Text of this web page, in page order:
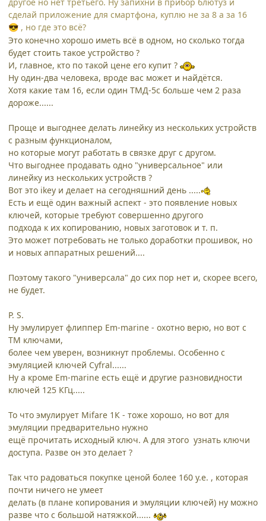
сделай приложение для смартфона, куплю не за 8 а за 16
😎 , но где это всё?
Это конечно хорошо иметь всё в одном, но сколько тогда
будет стоить такое устройство ?
И, главное, кто по такой цене его купит ?
Ну один-два человека, вроде вас может и найдётся.
Хотя какие там 16, если один ТМД-5с больше чем 2 раза
дороже......
Проще и выгоднее делать линейку из нескольких устройств
с разным функционалом,
но которые могут работать в связке друг с другом.
Что выгоднее продавать одно "универсальное" или
линейку из нескольких устройств ?
Вот это ikey и делает на сегодняшний день .....
Есть и ещё один важный аспект - это появление новых
ключей, которые требуют совершенно другого
подхода к их копированию, новых заготовок и т. п.
Это может потребовать не только доработки прошивок, но
и новых аппаратных решений....
Поэтому такого "универсала" до сих пор нет и, скорее всего,
не будет.
P. S.
Ну эмулирует флиппер Em-marine - охотно верю, но вот с
ТМ ключами,
более чем уверен, возникнут проблемы. Особенно с
эмуляцией ключей Cyfral......
Ну а кроме Em-marine есть ещё и другие разновидности
ключей 125 КГц.....
То что эмулирует Mifare 1К - тоже хорошо, но вот для
эмуляции предварительно нужно
ещё прочитать исходный ключ. А для этого узнать ключи
доступа. Разве он это делает ?
Так что радоваться покупке ценой более 160 у.е. , которая
почти ничего не умеет
делать (в плане копирования и эмуляции ключей) ну можно
разве что с большой натяжкой......